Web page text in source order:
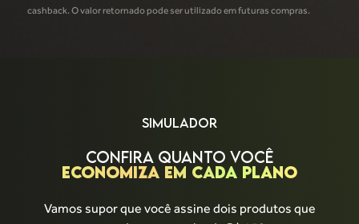
cashback. O valor retornado pode ser utilizado em futuras compras.
SIMULADOR
CONFIRA QUANTO VOCÊ
ECONOMIZA EM CADA PLANO
Vamos supor que você assine dois produtos que